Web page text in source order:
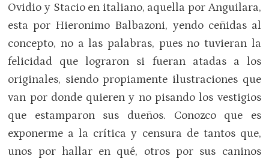
Ovidio y Stacio en italiano, aquella por Anguilara,
esta por Hieronimo Balbazoni, yendo ceñidas al
concepto, no a las palabras, pues no tuvieran la
felicidad que lograron si fueran atadas a los
originales, siendo propiamente ilustraciones que
van por donde quieren y no pisando los vestigios
que estamparon sus dueños. Conozco que es
exponerme a la crítica y censura de tantos que,
unos por hallar en qué, otros por sus caninos